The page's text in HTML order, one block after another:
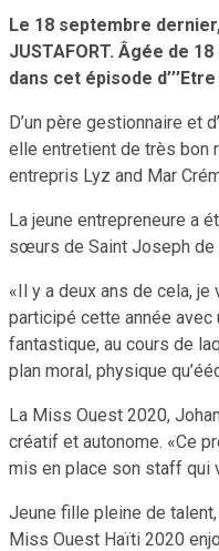
Le 18 septembre
JUSTAFORT. Âgée de
dans cet épisode
D’un père gestionnaire et
elle entretient de très bon
entrepris Lyz and Mar
La jeune entrepreneure a
sœurs de Saint Joseph de
«Il y a deux ans de cela,
participé cette année avec
fantastique, au cours de
plan moral, physique
La Miss Ouest 2020,
créatif et autonome. «Ce
mis en place son staff qui
Jeune fille pleine de
Miss Ouest Haïti 2020